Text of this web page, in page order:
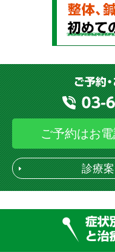
ご予約はお電
診療